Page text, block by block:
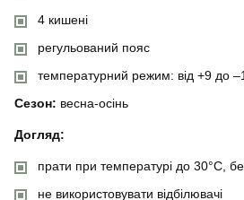
4 кишені
регульований пояс
температурний режим: від +9 до
Сезон: весна-осінь
Догляд:
прати при температурі до 30°C,
не використовувати відбілювачі